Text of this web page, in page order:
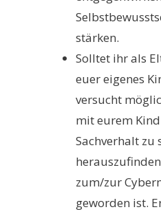
stärken.
Solltet ihr als
euer eigenes
versucht
mit eurem
Sachverhalt zu
zum/zur
geworden ist.